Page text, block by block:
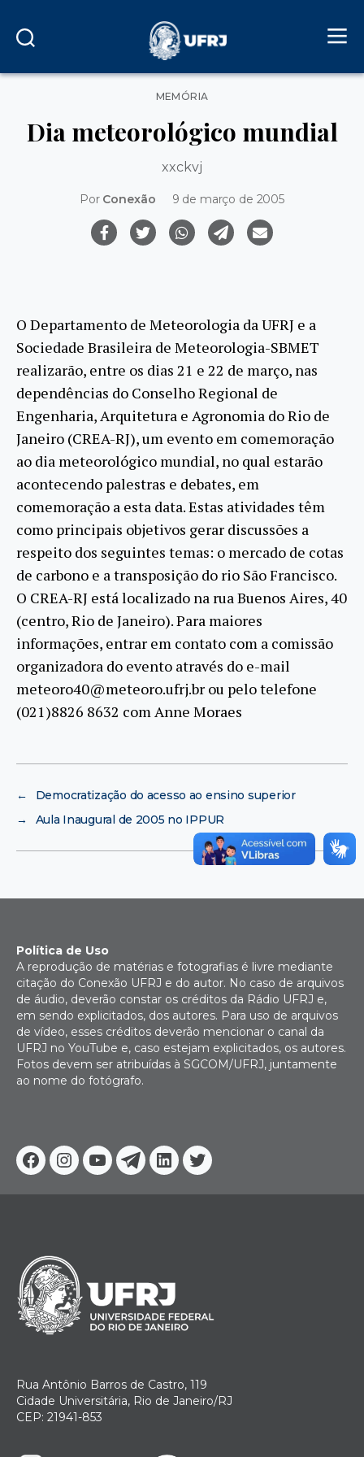
Categorias
MEMÓRIA
Dia meteorológico mundial
xxckvj
Por Conexão 9 de março de 2005
O Departamento de Meteorologia da UFRJ e a
Sociedade Brasileira de Meteorologia-SBMET
realizarão, entre os dias 21 e 22 de março, nas
dependências do Conselho Regional de
Engenharia, Arquitetura e Agronomia do Rio de
Janeiro (CREA-RJ), um evento em comemoração
ao dia meteorológico mundial, no qual estarão
acontecendo palestras e debates, em
comemoração a esta data. Estas atividades têm
como principais objetivos gerar discussões a
respeito dos seguintes temas: o mercado de cotas
de carbono e a transposição do rio São Francisco.
O CREA-RJ está localizado na rua Buenos Aires, 40
(centro, Rio de Janeiro). Para maiores
informações, entrar em contato com a comissão
organizadora do evento através do e-mail
meteoro40@meteoro.ufrj.br ou pelo telefone
(021)8826 8632 com Anne Moraes
←
Democratização do acesso ao ensino superior
→
Aula Inaugural de 2005 no IPPUR
Facebook
Instagram
YoutubeTelegram
Linkedin
Twitter
Política de Uso
A reprodução de matérias e fotografias é livre mediante
citação do Conexão UFRJ e do autor. No caso de arquivos
de áudio, deverão constar os créditos da Rádio UFRJ e,
em sendo explicitados, dos autores. Para uso de arquivos
de vídeo, esses créditos deverão mencionar o canal da
UFRJ no YouTube e, caso estejam explicitados, os autores.
Fotos devem ser atribuídas à SGCOM/UFRJ, juntamente
ao nome do fotógrafo.
Rua Antônio Barros de Castro, 119
Cidade Universitária, Rio de Janeiro/RJ
CEP: 21941-853